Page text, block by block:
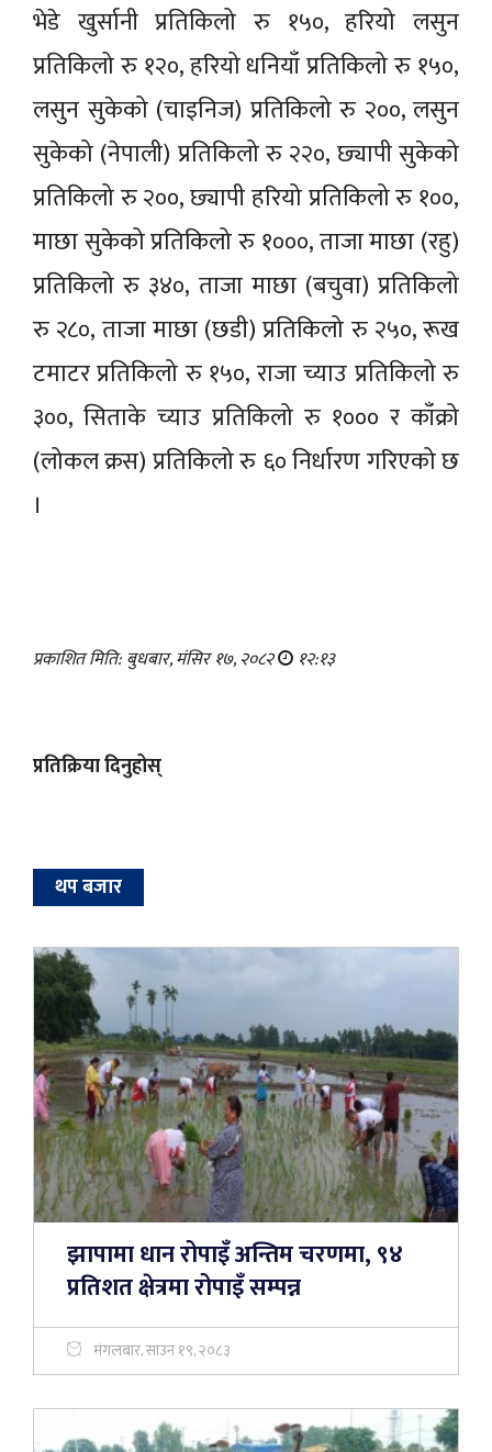
भेडे खुर्सानी प्रतिकिलो रु १५०, हरियो लसुन
प्रतिकिलो रु १२०, हरियो धनियाँ प्रतिकिलो रु १५०,
लसुन सुकेको (चाइनिज) प्रतिकिलो रु २००, लसुन
सुकेको (नेपाली) प्रतिकिलो रु २२०, छ्यापी सुकेको
प्रतिकिलो रु २००, छ्यापी हरियो प्रतिकिलो रु १००,
माछा सुकेको प्रतिकिलो रु १०००, ताजा माछा (रहु)
प्रतिकिलो रु ३४०, ताजा माछा (बचुवा) प्रतिकिलो
रु २८०, ताजा माछा (छडी) प्रतिकिलो रु २५०, रूख
टमाटर प्रतिकिलो रु १५०, राजा च्याउ प्रतिकिलो रु
३००, सिताके च्याउ प्रतिकिलो रु १००० र काँक्रो
(लोकल क्रस) प्रतिकिलो रु ६० निर्धारण गरिएको छ
।
प्रकाशित मिति: बुधबार, मंसिर १७, २०८२ १२:१३
प्रतिक्रिया दिनुहोस्
थप बजार
झापामा धान रोपाइँ अन्तिम चरणमा, ९४
प्रतिशत क्षेत्रमा रोपाइँ सम्पन्न
मंगलबार, साउन १९, २०८३